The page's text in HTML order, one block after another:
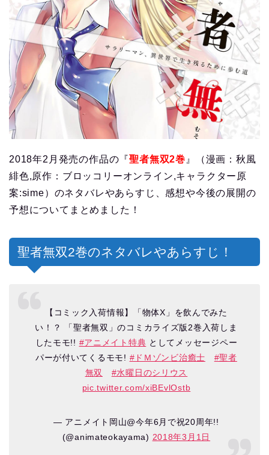
2018年2月発売の作品の『聖者無双2巻 』（漫画：秋風
緋色,原作：ブロッコリーオンライン,キャラクター原
案:sime）のネタバレやあらすじ、感想や今後の展開の
予想についてまとめました！
聖者無双2巻のネタバレやあらすじ！
【コミック入荷情報】「物体X」を飲んでみた
い！？ 「聖者無双」のコミカライズ版2巻入荷しま
したモモ!! #アニメイト特典 としてメッセージペー
パーが付いてくるモモ! #ドＭゾンビ治癒士
#聖者
無双
#水曜日のシリウス
pic.twitter.com/xiBEvlOstb
— アニメイト岡山@今年6月で祝20周年!!
(@animateokayama) 2018年3月1日